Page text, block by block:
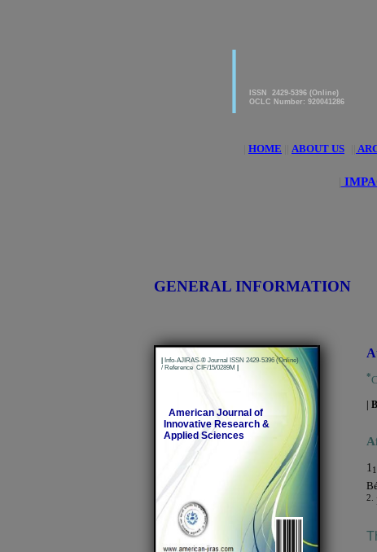
GENERAL INFORMATION
HOME ABOUT US
|Info-AJIRAS-® Journal ISSN 2429-5396 (Online)
/ Reference CIF/15/0289M |
American Journal of
Innovative Research &
Applied Sciences
|
ISSN 2429-5396 (Online)
OCLC Number: 920041286
*
|
11.
2.